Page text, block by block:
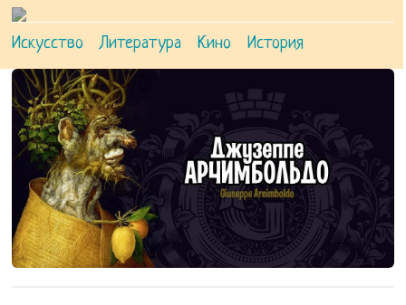
Искусство Литература Кино История